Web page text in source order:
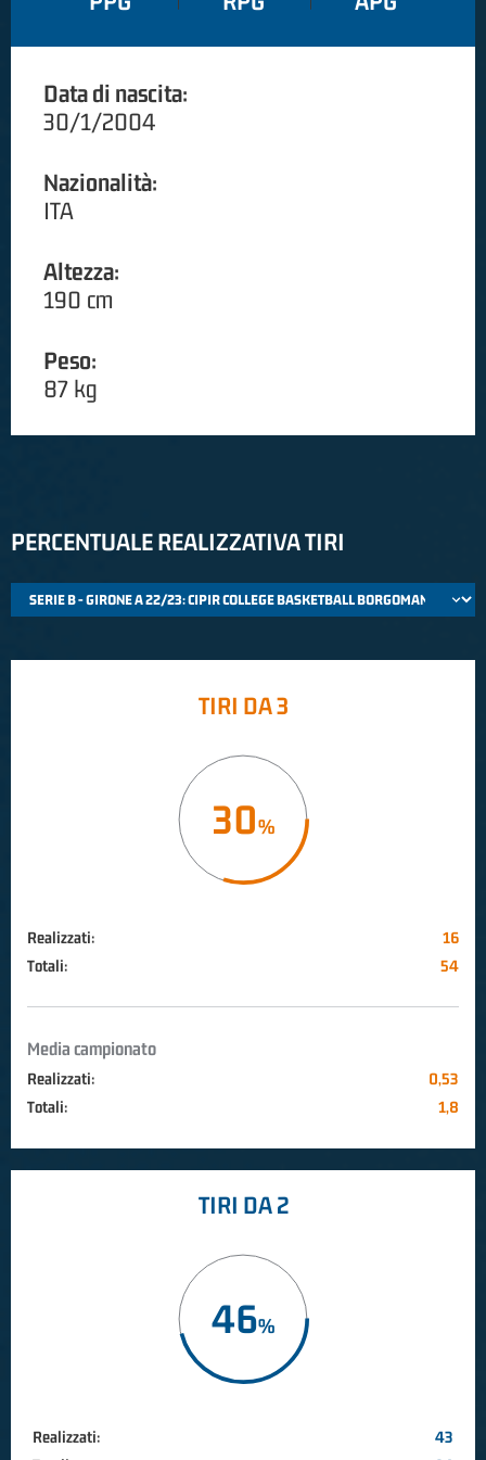
Data di nascita:
30/1/2004
Nazionalità:
ITA
Altezza:
190 cm
Peso:
87 kg
PERCENTUALE REALIZZATIVA TIRI
TIRI DA 3
30
Realizzati:
16
Totali:
54
Media campionato
Realizzati:
0,53
Totali:
1,8
TIRI DA 2
46
Realizzati:
43